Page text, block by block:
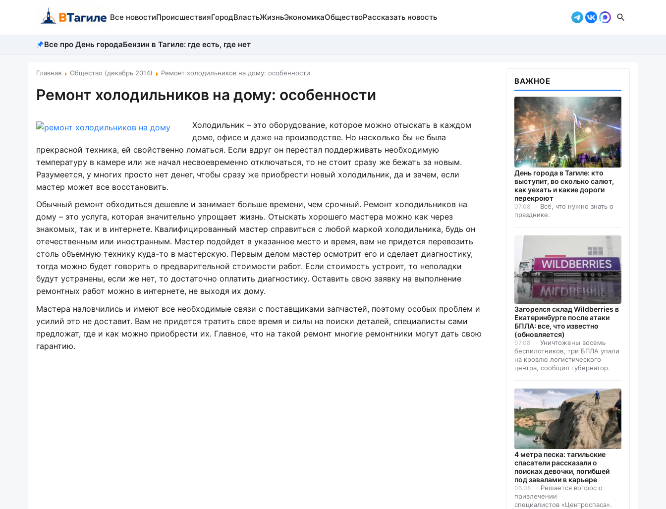
Все новостиПроисшествияГородВластьЖизньЭкономикаОбществоРассказать новость
Все про День городаБензин в Тагиле: где есть, где нет
Главная Общество (декабрь 2014) Ремонт холодильников на дому: особенности
Ремонт холодильников на дому: особенности
Холодильник – это оборудование, которое можно отыскать в каждом
доме, офисе и даже на производстве. Но насколько бы не была
прекрасной техника, ей свойственно ломаться. Если вдруг он перестал поддерживать необходимую
температуру в камере или же начал несвоевременно отключаться, то не стоит сразу же бежать за новым.
Разумеется, у многих просто нет денег, чтобы сразу же приобрести новый холодильник, да и зачем, если
мастер может все восстановить.
Обычный ремонт обходиться дешевле и занимает больше времени, чем срочный. Ремонт холодильников на
дому – это услуга, которая значительно упрощает жизнь. Отыскать хорошего мастера можно как через
знакомых, так и в интернете. Квалифицированный мастер справиться с любой маркой холодильника, будь он
отечественным или иностранным. Мастер подойдет в указанное место и время, вам не придется перевозить
столь объемную технику куда-то в мастерскую. Первым делом мастер осмотрит его и сделает диагностику,
тогда можно будет говорить о предварительной стоимости работ. Если стоимость устроит, то неполадки
будут устранены, если же нет, то достаточно оплатить диагностику. Оставить свою заявку на выполнение
ремонтных работ можно в интернете, не выходя их дому.
Мастера наловчились и имеют все необходимые связи с поставщиками запчастей, поэтому особых проблем и
усилий это не доставит. Вам не придется тратить свое время и силы на поиски деталей, специалисты сами
предложат, где и как можно приобрести их. Главное, что на такой ремонт многие ремонтники могут дать свою
гарантию.
ВАЖНОЕ
День города в Тагиле: кто
выступит, во сколько салют,
как уехать и какие дороги
перекроют
07.08
Всё, что нужно знать о
празднике.
Загорелся склад Wildberries в
Екатеринбурге после атаки
БПЛА: все, что известно
(обновляется)
07.08
Уничтожены восемь
беспилотников, три БПЛА упали
на кровлю логистического
центра, сообщил губернатор.
4 метра песка: тагильские
спасатели рассказали о
поисках девочки, погибшей
под завалами в карьере
06.08
Решается вопрос о
привлечении
специалистов «Центроспаса».